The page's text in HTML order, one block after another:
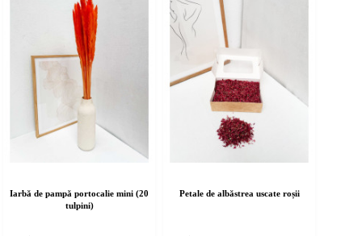
Iarbă de pampă portocalie mini (20
tulpini)
Petale de albăstrea uscate roșii